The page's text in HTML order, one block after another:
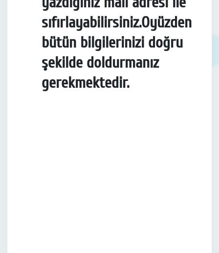
sıfırlayabilirsiniz.Oyüzden
bütün bilgilerinizi doğru
şekilde doldurmanız
gerekmektedir.